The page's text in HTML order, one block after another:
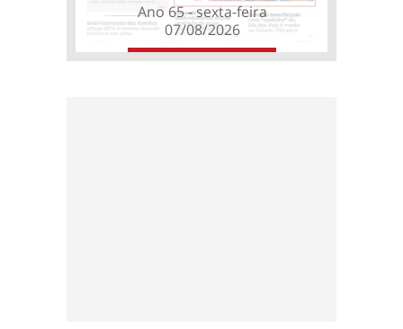
Ano 65 - sexta-feira
07/08/2026